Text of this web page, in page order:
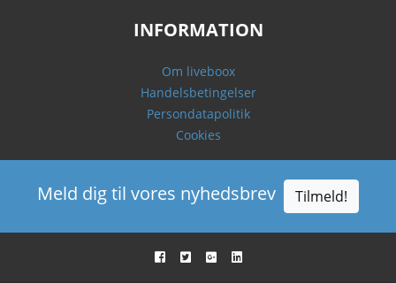
INFORMATION
Om liveboox
Handelsbetingelser
Persondatapolitik
Cookies
Meld dig til vores nyhedsbrev Tilmeld!